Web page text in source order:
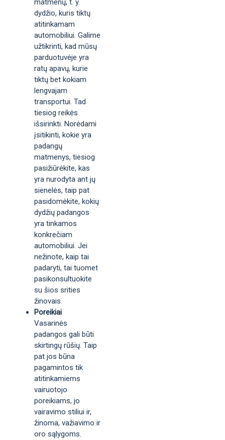
matmenų, t. y.
dydžio, kuris tiktų
atitinkamam
automobiliui. Galime
užtikrinti, kad mūsų
parduotuvėje yra
ratų apavų, kurie
tiktų bet kokiam
lengvajam
transportui. Tad
tiesiog reikės
išsirinkti. Norėdami
įsitikinti, kokie yra
padangų
matmenys, tiesiog
pasižiūrėkite, kas
yra nurodyta ant jų
sienelės, taip pat
pasidomėkite, kokių
dydžių padangos
yra tinkamos
konkrečiam
automobiliui. Jei
nežinote, kaip tai
padaryti, tai tuomet
pasikonsultuokite
su šios srities
žinovais.
Poreikiai
Vasarinės
padangos gali būti
skirtingų rūšių. Taip
pat jos būna
pagamintos tik
atitinkamiems
vairuotojo
poreikiams, jo
vairavimo stiliui ir,
žinoma, važiavimo ir
oro sąlygoms.